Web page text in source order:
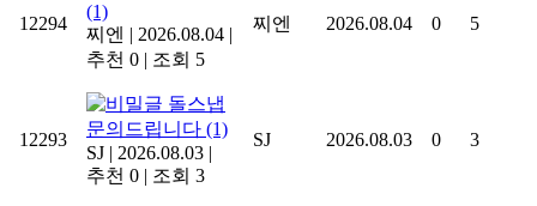
12294
(1)
찌엔 | 2026.08.04 |
추천 0 | 조회 5
찌엔 2026.08.04 0 5
12293
돌스냅
문의드립니다 (1)
SJ | 2026.08.03 |
추천 0 | 조회 3
SJ 2026.08.03 0 3